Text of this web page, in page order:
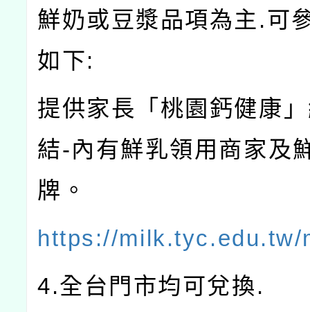
鮮奶或豆漿品項為主.可
如下:
提供家長「桃園鈣健康
結-內有鮮乳領用商家及
牌。
https://milk.tyc.edu.tw/
4.全台門市均可兌換.